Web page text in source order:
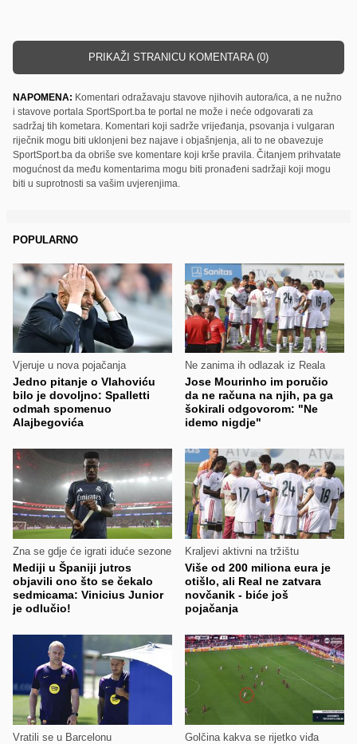
PRIKAŽI STRANICU KOMENTARA (0)
NAPOMENA: Komentari odražavaju stavove njihovih autora/ica, a ne nužno
i stavove portala SportSport.ba te portal ne može i neće odgovarati za
sadržaj tih kometara. Komentari koji sadrže vrijeđanja, psovanja i vulgaran
riječnik mogu biti uklonjeni bez najave i objašnjenja, ali to ne obavezuje
SportSport.ba da obriše sve komentare koji krše pravila. Čitanjem prihvatate
mogućnost da među komentarima mogu biti pronađeni sadržaji koji mogu
biti u suprotnosti sa vašim uvjerenjima.
POPULARNO
Vjeruje u nova pojačanja
Jedno pitanje o Vlahoviću
bilo je dovoljno: Spalletti
odmah spomenuo
Alajbegovića
Ne zanima ih odlazak iz Reala
Jose Mourinho im poručio
da ne računa na njih, pa ga
šokirali odgovorom: "Ne
idemo nigdje"
Zna se gdje će igrati iduće sezone
Mediji u Španiji jutros
objavili ono što se čekalo
sedmicama: Vinicius Junior
je odlučio!
Kraljevi aktivni na tržištu
Više od 200 miliona eura je
otišlo, ali Real ne zatvara
novčanik - biće još
pojačanja
Vratili se u Barcelonu Golčina kakva se rijetko viđa